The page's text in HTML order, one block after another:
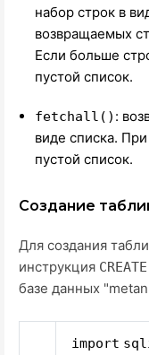
набор строк в
возвращаемых
Если больше
пустой список.
fetchall() :
виде списка.
пустой список.
Создание
Для создания
инструкция
базе данных
import